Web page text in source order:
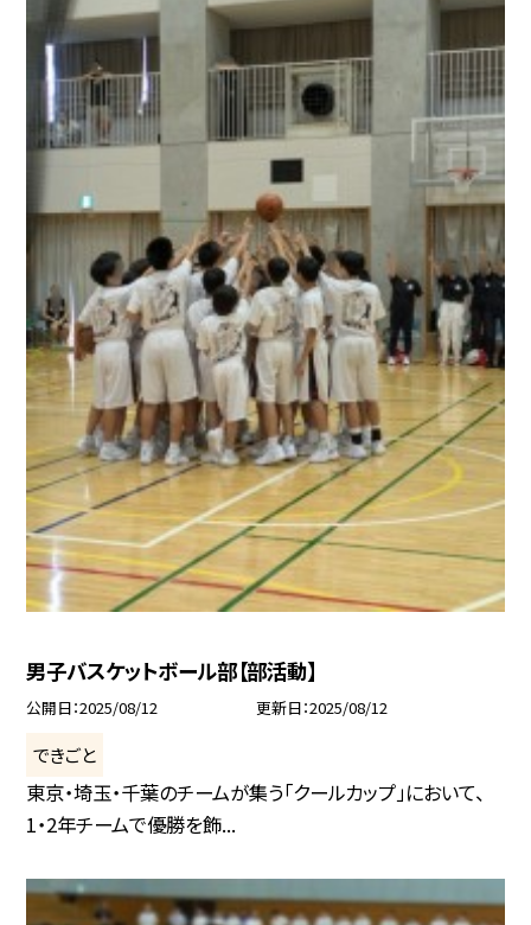
男子バスケットボール部【部活動】
公開日 2025/08/12 更新日 2025/08/12
できごと
東京・埼玉・千葉のチームが集う「クールカップ」において、
1・2年チームで優勝を飾...